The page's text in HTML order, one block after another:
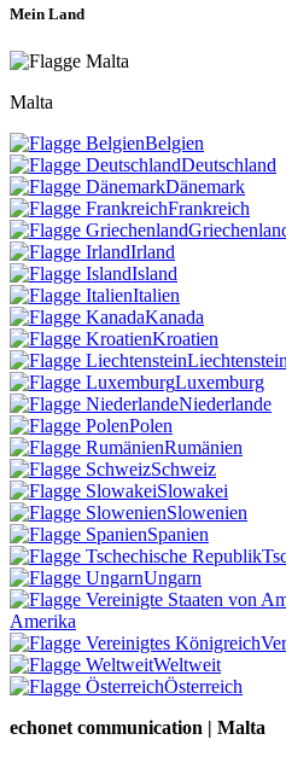
Mein Land
Malta
Belgien
Deutschland
Dänemark
Frankreich
Irland
Island
Italien
Kanada
Kroatien
Liechtenstein
Luxemburg
Niederlande
Polen
Rumänien
Schweiz
Slowakei
Slowenien
Spanien
Ungarn
Amerika
Weltweit
Österreich
echonet communication | Malta